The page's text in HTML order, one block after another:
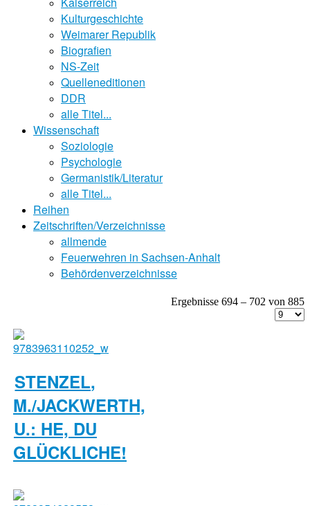
Kulturgeschichte
Weimarer Republik
Biografien
NS-Zeit
Quelleneditionen
DDR
alle Titel...
Wissenschaft
Soziologie
Psychologie
Germanistik/Literatur
alle Titel...
Reihen
Zeitschriften/Verzeichnisse
allmende
Feuerwehren in Sachsen-Anhalt
Behördenverzeichnisse
Ergebnisse 694 – 702 von 885
STENZEL,
M./JACKWERTH,
U.: HE, DU
GLÜCKLICHE!